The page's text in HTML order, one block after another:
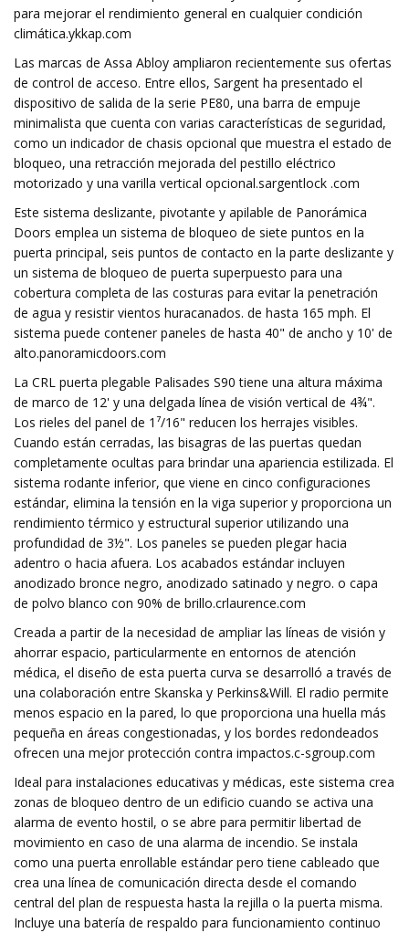
para mejorar el rendimiento general en cualquier condición
climática.ykkap.com
Las marcas de Assa Abloy ampliaron recientemente sus ofertas
de control de acceso. Entre ellos, Sargent ha presentado el
dispositivo de salida de la serie PE80, una barra de empuje
minimalista que cuenta con varias características de seguridad,
como un indicador de chasis opcional que muestra el estado de
bloqueo, una retracción mejorada del pestillo eléctrico
motorizado y una varilla vertical opcional.sargentlock .com
Este sistema deslizante, pivotante y apilable de Panorámica
Doors emplea un sistema de bloqueo de siete puntos en la
puerta principal, seis puntos de contacto en la parte deslizante y
un sistema de bloqueo de puerta superpuesto para una
cobertura completa de las costuras para evitar la penetración
de agua y resistir vientos huracanados. de hasta 165 mph. El
sistema puede contener paneles de hasta 40" de ancho y 10' de
alto.panoramicdoors.com
La CRL puerta plegable Palisades S90 tiene una altura máxima
de marco de 12' y una delgada línea de visión vertical de 4¾".
Los rieles del panel de 1⁷/16" reducen los herrajes visibles.
Cuando están cerradas, las bisagras de las puertas quedan
completamente ocultas para brindar una apariencia estilizada. El
sistema rodante inferior, que viene en cinco configuraciones
estándar, elimina la tensión en la viga superior y proporciona un
rendimiento térmico y estructural superior utilizando una
profundidad de 3½". Los paneles se pueden plegar hacia
adentro o hacia afuera. Los acabados estándar incluyen
anodizado bronce negro, anodizado satinado y negro. o capa
de polvo blanco con 90% de brillo.crlaurence.com
Creada a partir de la necesidad de ampliar las líneas de visión y
ahorrar espacio, particularmente en entornos de atención
médica, el diseño de esta puerta curva se desarrolló a través de
una colaboración entre Skanska y Perkins&Will. El radio permite
menos espacio en la pared, lo que proporciona una huella más
pequeña en áreas congestionadas, y los bordes redondeados
ofrecen una mejor protección contra impactos.c-sgroup.com
Ideal para instalaciones educativas y médicas, este sistema crea
zonas de bloqueo dentro de un edificio cuando se activa una
alarma de evento hostil, o se abre para permitir libertad de
movimiento en caso de una alarma de incendio. Se instala
como una puerta enrollable estándar pero tiene cableado que
crea una línea de comunicación directa desde el comando
central del plan de respuesta hasta la rejilla o la puerta misma.
Incluye una batería de respaldo para funcionamiento continuo